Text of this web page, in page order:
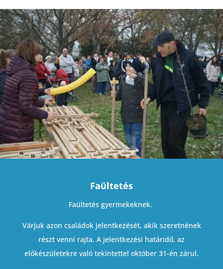
Faültetés
Faültetés gyermekeknek.
Várjuk azon családok jelentkezését, akik szeretnének
részt venni rajta. A jelentkezési határidő, az
előkészületekre való tekintettel október 31-én zárul.